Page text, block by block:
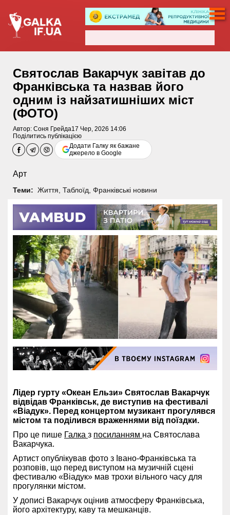
Святослав Вакарчук завітав до
Франківська та назвав його
одним із найзатишніших міст
(ФОТО)
Автор: Соня Грейда17 Чер, 2026 14:06
Поділитись публікацією
Додати Галку як бажане
джерело в Google
Арт
Теми: Життя Таблоїд Франківські новини
Лідер гурту «Океан Ельзи» Святослав Вакарчук
відвідав Франківськ, де виступив на фестивалі
«Віадук». Перед концертом музикант прогулявся
містом та поділився враженнями від поїздки.
Про це пише Галка з посиланням на Святослава
Вакарчука.
Артист опублікував фото з Івано-Франківська та
розповів, що перед виступом на музичній сцені
фестивалю «Віадук» мав трохи вільного часу для
прогулянки містом.
У дописі Вакарчук оцінив атмосферу Франківська,
його архітектуру, каву та мешканців.